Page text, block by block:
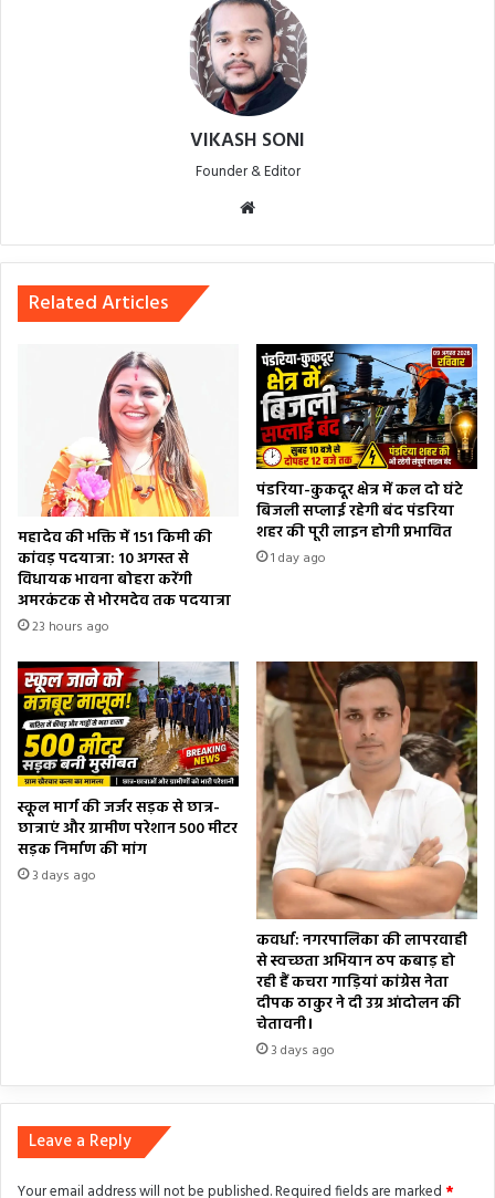
VIKASH SONI
Founder & Editor
Related Articles
महादेव की भक्ति में 151 किमी की
कांवड़ पदयात्रा: 10 अगस्त से
विधायक भावना बोहरा करेंगी
अमरकंटक से भोरमदेव तक पदयात्रा
23 hours ago
पंडरिया-कुकदूर क्षेत्र में कल दो घंटे
बिजली सप्लाई रहेगी बंद पंडरिया
शहर की पूरी लाइन होगी प्रभावित
1 day ago
स्कूल मार्ग की जर्जर सड़क से छात्र-
छात्राएं और ग्रामीण परेशान 500 मीटर
सड़क निर्माण की मांग
3 days ago
कवर्धा: नगरपालिका की लापरवाही
से स्वच्छता अभियान ठप कबाड़ हो
रही हैं कचरा गाड़ियां कांग्रेस नेता
दीपक ठाकुर ने दी उग्र आंदोलन की
चेतावनी।
3 days ago
Leave a Reply
Your email address will not be published.Required fields are marked *